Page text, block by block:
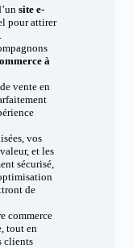
site e-
pour attirer
à
vente en
vos
et les
sécurisé,
de
commerce
tout en
clients